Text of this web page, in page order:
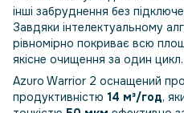
інші забруднення без
Завдяки інтелектуальному
рівномірно покриває всю
якісне очищення за один
Azuro Warrior 2 оснащений
продуктивністю 14 м³/год,